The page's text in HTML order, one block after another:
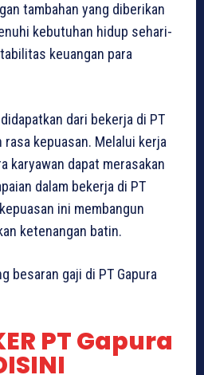
tambahan yang diberikan
kebutuhan hidup sehari-
keuangan para
dari bekerja di PT
rasa kepuasan. Melalui kerja
karyawan dapat merasakan
dalam bekerja di PT
ini membangun
ketenangan batin.
besaran gaji di PT Gapura
PT Gapura